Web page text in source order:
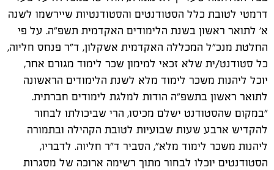
דרמטי לטובת כלל הסטודנטים והסטודנטיות שיירשמו לשנה
א' לתואר ראשון בשנת הלימודים האקדמית תשפ"ה. על פי
החלטת מנכ"ל המכללה האקדמית אשקלון, ד"ר פנחס חליוה,
כל סטודנט/ית שלא זכאי למימון שכר לימוד מגורם אחר,
יוכל ליהנות משכר לימוד מלא לשנת הלימודים הראשונה
לתואר ראשון בתשפ"ה הודות למלגת לימודים חברתית.
"במקום שהסטודנט ישלם מכיסו, הרי שביכולתו לבחור
להקדיש ארבע שעות שבועיות לטובת הקהילה ובתמורה
ליהנות משכר לימוד מלא", הסביר ד"ר חליוה. לדבריו,
הסטודנטים יוכלו לבחור מתוך רשימה ארוכה של מסגרות